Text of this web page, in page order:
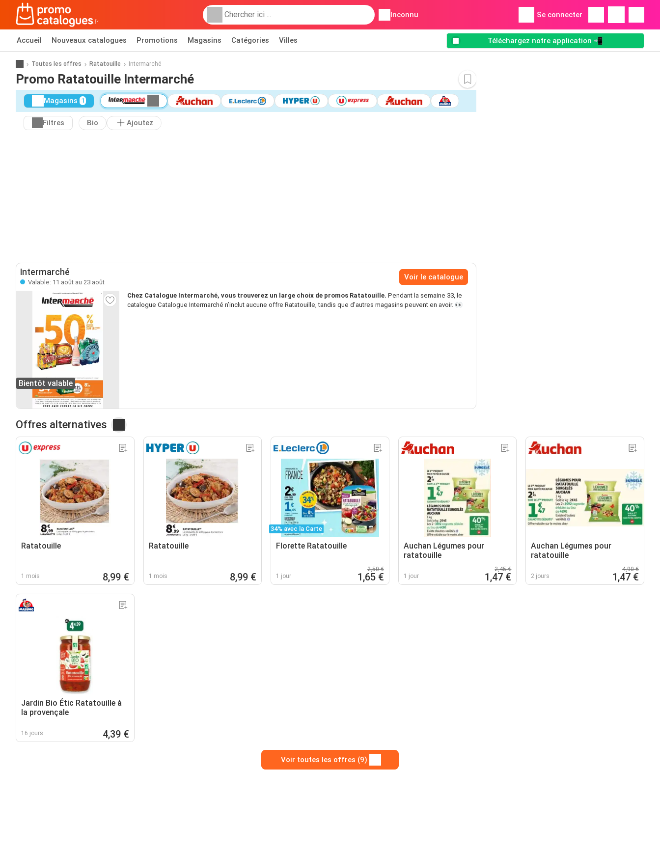
Inconnu Se connecter
Accueil Nouveaux catalogues Promotions Magasins Catégories Villes Téléchargez notre application 📲
Toutes les offres Ratatouille Intermarché
Promo Ratatouille Intermarché
Magasins 1
Filtres Bio Ajoutez
Intermarché
Valable: 11 août au 23 août
Voir le catalogue
Bientôt valable
Chez Catalogue Intermarché, vous trouverez un large choix de promos Ratatouille. Pendant la semaine 33, le
catalogue Catalogue Intermarché n’inclut aucune offre Ratatouille, tandis que d’autres magasins peuvent en avoir. 👀
Offres alternatives
Ratatouille
1 mois 8,99 €
Ratatouille
1 mois 8,99 €
34% avec la Carte
Florette Ratatouille
1 jour
2,50 €
1,65 €
Auchan Légumes pour
ratatouille
1 jour
2,45 €
1,47 €
Auchan Légumes pour
ratatouille
2 jours
4,90 €
1,47 €
Jardin Bio Étic Ratatouille à
la provençale
16 jours 4,39 €
Voir toutes les offres (9)